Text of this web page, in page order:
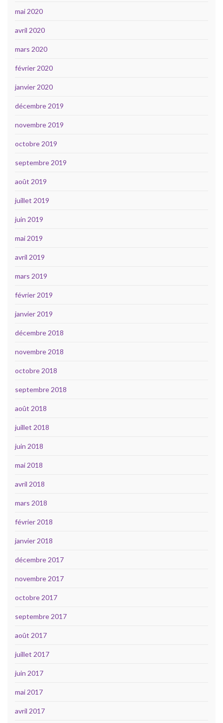
mai 2020
avril 2020
mars 2020
février 2020
janvier 2020
décembre 2019
novembre 2019
octobre 2019
septembre 2019
août 2019
juillet 2019
juin 2019
mai 2019
avril 2019
mars 2019
février 2019
janvier 2019
décembre 2018
novembre 2018
octobre 2018
septembre 2018
août 2018
juillet 2018
juin 2018
mai 2018
avril 2018
mars 2018
février 2018
janvier 2018
décembre 2017
novembre 2017
octobre 2017
septembre 2017
août 2017
juillet 2017
juin 2017
mai 2017
avril 2017